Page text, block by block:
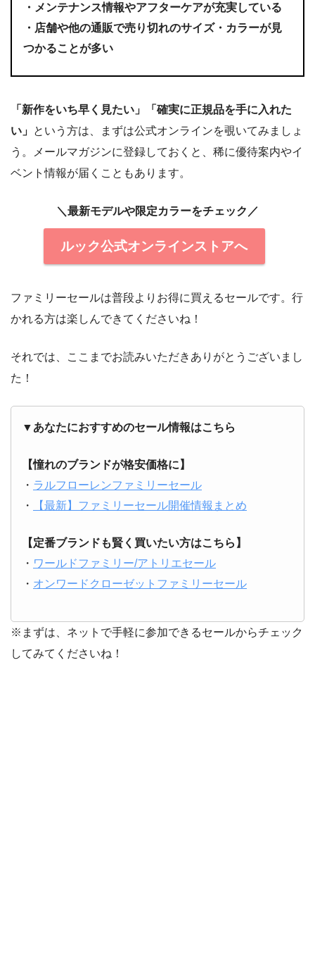
・メンテナンス情報やアフターケアが充実している
・店舗や他の通販で売り切れのサイズ・カラーが見
つかることが多い
「新作をいち早く見たい」「確実に正規品を手に入れた
い」 という方は、まずは公式オンラインを覗いてみましょ
う。メールマガジンに登録しておくと、稀に優待案内やイ
ベント情報が届くこともあります。
＼最新モデルや限定カラーをチェック／
ルック公式オンラインストアへ
ファミリーセールは普段よりお得に買えるセールです。行
かれる方は楽しんできてくださいね！
それでは、ここまでお読みいただきありがとうございまし
た！
▼あなたにおすすめのセール情報はこちら
【憧れのブランドが格安価格に】
・ ラルフローレンファミリーセール
・
【最新】ファミリーセール開催情報まとめ
【定番ブランドも賢く買いたい方はこちら】
・ ワールドファミリー/アトリエセール
・ オンワードクローゼットファミリーセール
※まずは、ネットで手軽に参加できるセールからチェック
してみてくださいね！